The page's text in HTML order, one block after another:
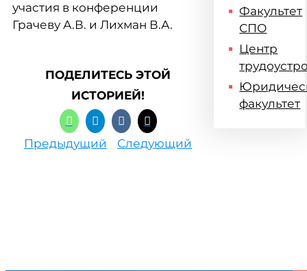
участия в конференции
Грачеву А.В. и Лихман В.А.
ПОДЕЛИТЕСЬ ЭТОЙ
ИСТОРИЕЙ!
Предыдущий Следующий
Факультет
СПО
Центр
факультет